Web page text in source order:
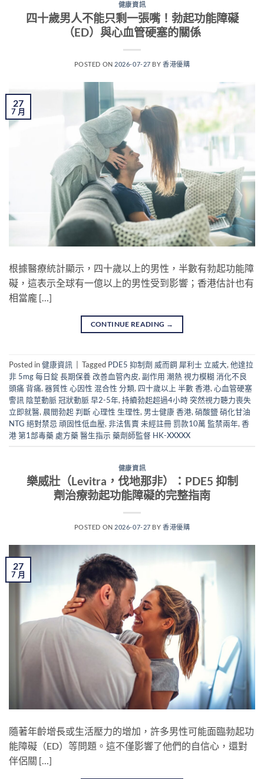
健康資訊
四十歲男人不能只剩一張嘴！勃起功能障礙
（ED）與心血管硬塞的關係
POSTED ON 2026-07-27 BY香港優購
27
7 月
根據醫療統計顯示，四十歲以上的男性，半數有勃起功能障
礙，這表示全球有一億以上的男性受到影響；香港估計也有
相當龐 […]
CONTINUE READING →
Posted in健康資訊 Tagged PDE5 抑制劑 威而鋼 犀利士 立威大,他達拉
非 5mg 每日錠 長期保養 改善血管內皮,副作用 潮熱 視力模糊 消化不良
頭痛 背痛,器質性 心因性 混合性 分類, 四十歲以上 半數 香港,心血管硬塞
警訊 陰莖動脈 冠狀動脈 早2-5年,持續勃起超過4小時 突然視力聽力喪失
立即就醫, 晨間勃起 判斷 心理性 生理性, 男士健康 香港,硝酸鹽 硝化甘油
NTG 絕對禁忌 頑固性低血壓,非法售賣 未經註冊 罰款10萬 監禁兩年,香
港 第1部毒藥 處方藥 醫生指示 藥劑師監督 HK-XXXXX
健康資訊
樂威壯（Levitra，伐地那非）：PDE5 抑制
劑治療勃起功能障礙的完整指南
POSTED ON 2026-07-27 BY香港優購
27
7 月
隨著年齡增長或生活壓力的增加，許多男性可能面臨勃起功
能障礙（ED）等問題。這不僅影響了他們的自信心，還對
伴侶關 […]